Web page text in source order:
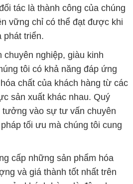
tác là thành công của chúng
vững chỉ có thể đạt được khi
phát triển.
chuyên nghiệp, giàu kinh
tôi có khả năng đáp ứng
chất của khách hàng từ các
sản xuất khác nhau. Quý
tưởng vào sự tư vấn chuyên
tối ưu mà chúng tôi cung
cấp những sản phẩm hóa
và giá thành tốt nhất trên